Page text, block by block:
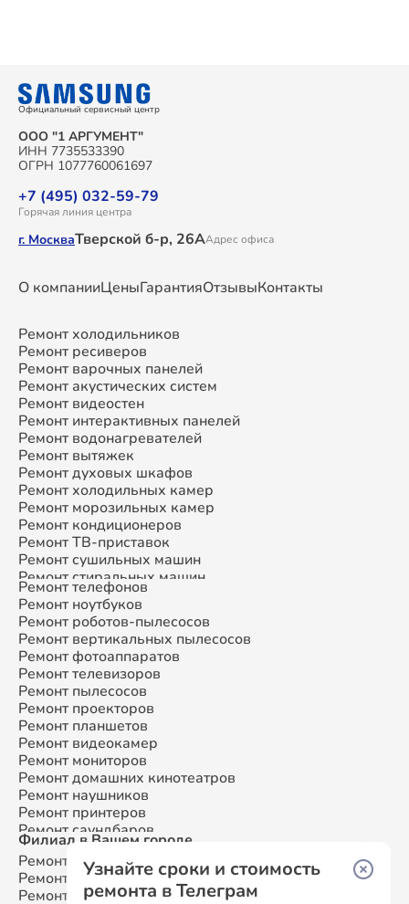
Официальный сервисный центр
ООО "1 АРГУМЕНТ"
ИНН 7735533390
ОГРН 1077760061697
+7 (495) 032-59-79
Горячая линия центра
г. МоскваТверской б-р, 26ААдрес офиса
О компанииЦеныГарантияОтзывыКонтакты
Ремонт холодильников
Ремонт ресиверов
Ремонт варочных панелей
Ремонт акустических систем
Ремонт видеостен
Ремонт интерактивных панелей
Ремонт водонагревателей
Ремонт вытяжек
Ремонт духовых шкафов
Ремонт холодильных камер
Ремонт морозильных камер
Ремонт кондиционеров
Ремонт ТВ-приставок
Ремонт сушильных машин
Ремонт стиральных машин
Ремонт микроволновых печей
Ремонт смарт-часов
Ремонт атс
Ремонт сплит-систем
Ремонт телефонов
Ремонт ноутбуков
Ремонт роботов-пылесосов
Ремонт вертикальных пылесосов
Ремонт фотоаппаратов
Ремонт телевизоров
Ремонт пылесосов
Ремонт проекторов
Ремонт планшетов
Ремонт видеокамер
Ремонт мониторов
Ремонт домашних кинотеатров
Ремонт наушников
Ремонт принтеров
Ремонт саундбаров
Ремонт VR систем
Ремонт сабвуферов
Ремонт посудомоечных машин
Филиал в Вашем городе
Ремонт SamsungМосква
Ремонт SamsungСанкт-Петербург
Ремонт SamsungКраснодар
Узнайте сроки и стоимость
ремонта в Телеграм